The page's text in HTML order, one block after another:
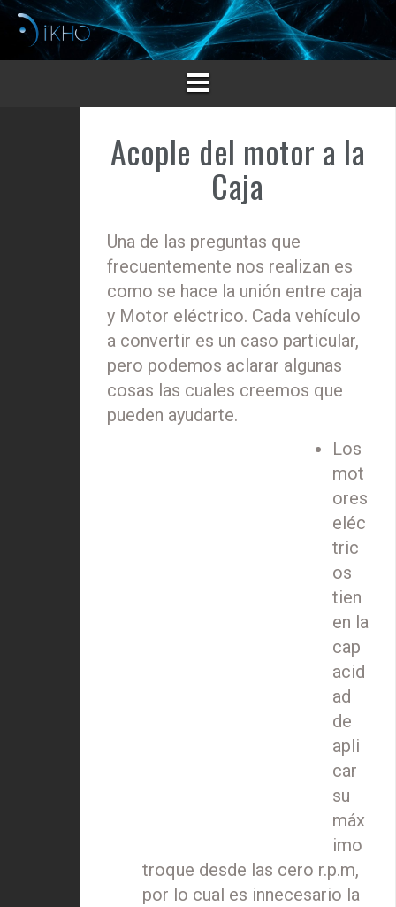
Saltar
contenido
Acople del motor a la
Caja
Una de las preguntas que
frecuentemente nos realizan es
como se hace la unión entre caja
y Motor eléctrico. Cada vehículo
a convertir es un caso particular,
pero podemos aclarar algunas
cosas las cuales creemos que
pueden ayudarte.
Los
mot
ores
eléc
tric
os
tien
en la
cap
acid
ad
de
apli
car
su
máx
imo
troque desde las cero r.p.m,
por lo cual es innecesario la